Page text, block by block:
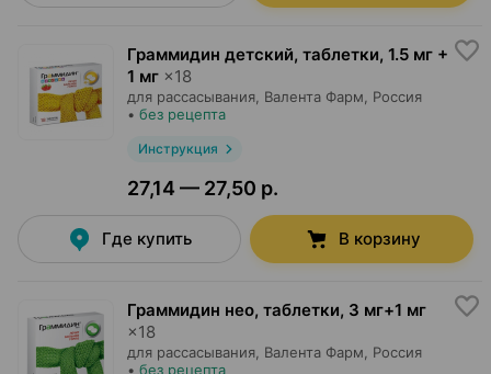
Граммидин детский, таблетки, 1.5 мг +
1 мг ×18
для рассасывания, Валента Фарм , Россия
• без рецепта
Инструкция
27,14 — 27,50 р.
Где купить В корзину
Граммидин нео, таблетки, 3 мг+1 мг
×18
для рассасывания, Валента Фарм , Россия
• без рецепта